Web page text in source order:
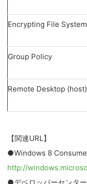
Encrypting File System
Group Policy
Remote Desktop (host)
【関連URL】
●Windows 8
http://
●デベロッパーセンタ